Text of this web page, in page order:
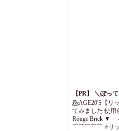
【PR】 ＼ぽっ
い！
💁AGE20'S【リ
てみました 使用
Rouge Brick ▼
￣￣￣￣￣ ⭐️リ